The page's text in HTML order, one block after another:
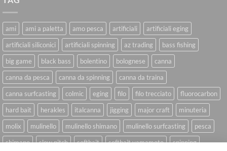
ami ami a paletta amo pesca artificiali
artificiali eging
artificiali siliconici
artificiali spinning az trading
bass fishing
big game
black bass bolentino bolognese
canna
canna da pesca
canna da spinning
canna da traina
canna surfcasting
colmic eging filo filo trecciato
fluorocarbon
hard bait
herakles italcanna jigging major craft
minuteria
molix
mulinello mulinello shimano mulinello surfcasting
pesca
shimano
slow pitch softbait softbait yamamoto spinning